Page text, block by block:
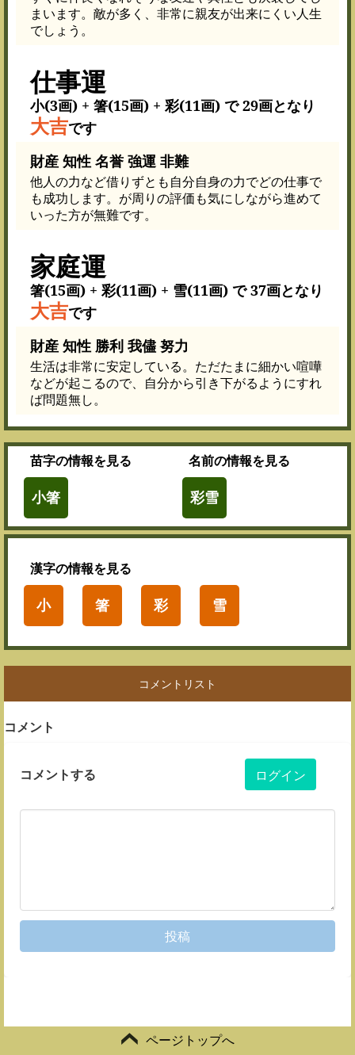
まいます。敵が多く、非常に親友が出来にくい人生
でしょう。
仕事運
小(3画) + 箸(15画) + 彩(11画) で 29画となり
大吉です
財産 知性 名誉 強運 非難
他人の力など借りずとも自分自身の力でどの仕事で
も成功します。が周りの評価も気にしながら進めて
いった方が無難です。
家庭運
箸(15画) + 彩(11画) + 雪(11画) で 37画となり
大吉です
財産 知性 勝利 我儘 努力
生活は非常に安定している。ただたまに細かい喧嘩
などが起こるので、自分から引き下がるようにすれ
ば問題無し。
苗字の情報を見る
小箸
名前の情報を見る
彩雪
漢字の情報を見る
小 箸 彩 雪
コメントリスト
コメント
コメントする ログイン
投稿
ページトップへ